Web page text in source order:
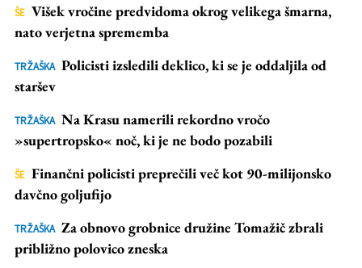
ŠE Višek vročine predvidoma okrog velikega šmarna,
nato verjetna sprememba
TRŽAŠKA Policisti izsledili deklico, ki se je oddaljila od
staršev
TRŽAŠKA Na Krasu namerili rekordno vročo
»supertropsko« noč, ki je ne bodo pozabili
ŠE Finančni policisti preprečili več kot 90-milijonsko
davčno goljufijo
TRŽAŠKA Za obnovo grobnice družine Tomažič zbrali
približno polovico zneska